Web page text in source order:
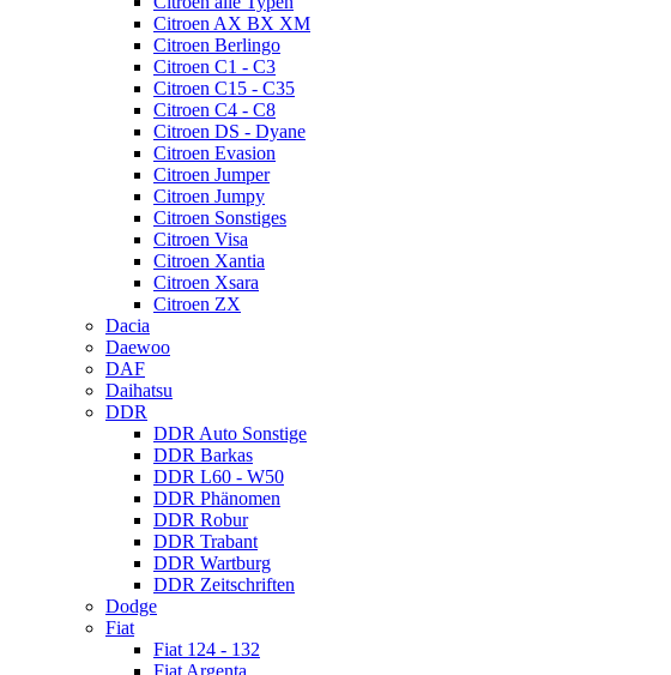
Citroen AX BX XM
Citroen Berlingo
Citroen C1 - C3
Citroen C15 - C35
Citroen C4 - C8
Citroen DS - Dyane
Citroen Evasion
Citroen Jumper
Citroen Jumpy
Citroen Sonstiges
Citroen Visa
Citroen Xantia
Citroen Xsara
Citroen ZX
Dacia
Daewoo
DAF
Daihatsu
DDR
DDR Auto Sonstige
DDR Barkas
DDR L60 - W50
DDR Phänomen
DDR Robur
DDR Trabant
DDR Wartburg
DDR Zeitschriften
Dodge
Fiat
Fiat 124 - 132
Fiat Argenta